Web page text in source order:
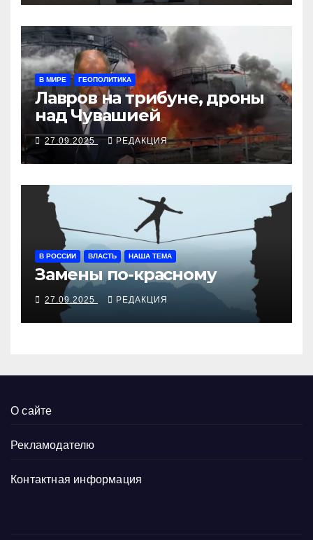
В МИРЕ ГЕОПОЛИТИКА
Лавров на трибуне, дроны
над Чувашией
27.09.2025 РЕДАКЦИЯ
В РОССИИ ВЛАСТЬ НАША ТЕМА
Замены по-красному
27.09.2025 РЕДАКЦИЯ
О сайте
Рекламодателю
Контактная информация